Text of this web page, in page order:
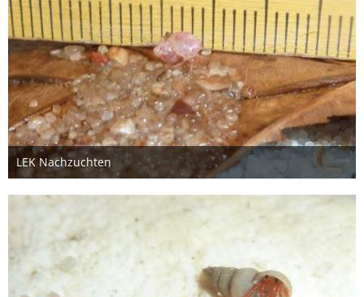
LEK Nachzuchten
26. Oktober 2012